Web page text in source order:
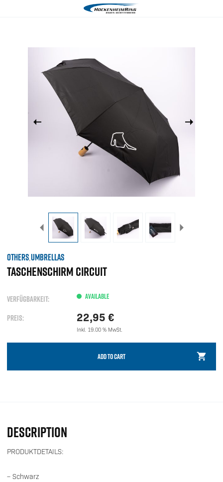
OTHERS,UMBRELLAS
TASCHENSCHIRM CIRCUIT
VERFÜGBARKEIT: AVAILABLE
PREIS: 22,95 €
Inkl. 19.00 % MwSt.
ADD TO CART
DESCRIPTION
PRODUKTDETAILS:
– Schwarz